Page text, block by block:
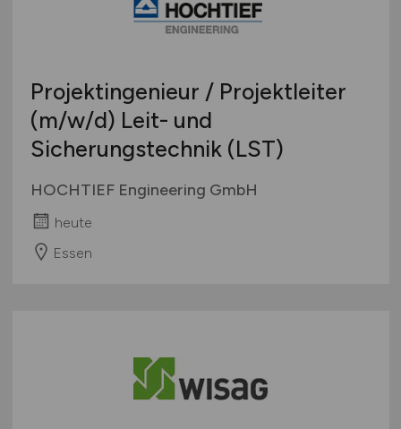
Projektingenieur / Projektleiter
(m/w/d) Leit- und
Sicherungstechnik (LST)
HOCHTIEF Engineering GmbH
heute
Essen